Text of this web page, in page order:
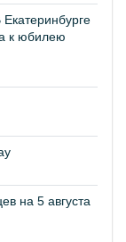
к юбилею
на 5 августа